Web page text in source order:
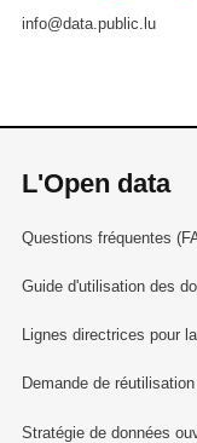
info@data.public.lu
L'Open data
Questions fréquentes
Guide d'utilisation des
Lignes directrices pour
Demande de
Stratégie de données